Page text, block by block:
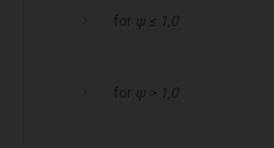
for ψ ≤ 1,0
for ψ > 1,0